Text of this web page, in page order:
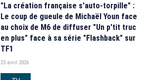
"La création française s'auto-torpille" :
Le coup de gueule de Michaël Youn face
au choix de M6 de diffuser "Un p'tit truc
en plus" face à sa série "Flashback" sur
TF1
23 avril 2026